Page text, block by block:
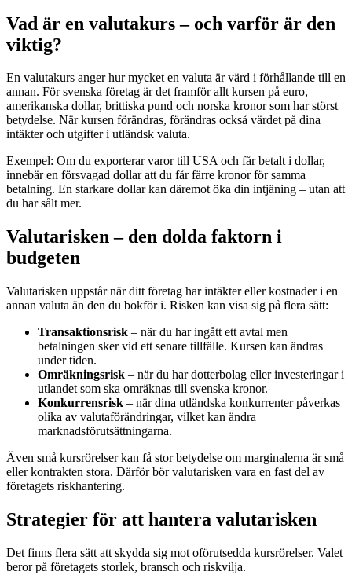
Vad är en valutakurs – och varför är den
viktig?
En valutakurs anger hur mycket en valuta är värd i förhållande till en
annan. För svenska företag är det framför allt kursen på euro,
amerikanska dollar, brittiska pund och norska kronor som har störst
betydelse. När kursen förändras, förändras också värdet på dina
intäkter och utgifter i utländsk valuta.
Exempel: Om du exporterar varor till USA och får betalt i dollar,
innebär en försvagad dollar att du får färre kronor för samma
betalning. En starkare dollar kan däremot öka din intjäning – utan att
du har sålt mer.
Valutarisken – den dolda faktorn i
budgeten
Valutarisken uppstår när ditt företag har intäkter eller kostnader i en
annan valuta än den du bokför i. Risken kan visa sig på flera sätt:
Transaktionsrisk – när du har ingått ett avtal men
betalningen sker vid ett senare tillfälle. Kursen kan ändras
under tiden.
Omräkningsrisk – när du har dotterbolag eller investeringar i
utlandet som ska omräknas till svenska kronor.
Konkurrensrisk – när dina utländska konkurrenter påverkas
olika av valutaförändringar, vilket kan ändra
marknadsförutsättningarna.
Även små kursrörelser kan få stor betydelse om marginalerna är små
eller kontrakten stora. Därför bör valutarisken vara en fast del av
företagets riskhantering.
Strategier för att hantera valutarisken
Det finns flera sätt att skydda sig mot oförutsedda kursrörelser. Valet
beror på företagets storlek, bransch och riskvilja.